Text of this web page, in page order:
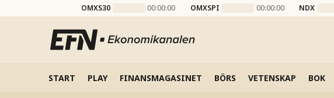
OMXS30 00:00:00 OMXSPI 00:00:00 NDX
START PLAY FINANSMAGASINET BÖRS VETENSKAP BOK